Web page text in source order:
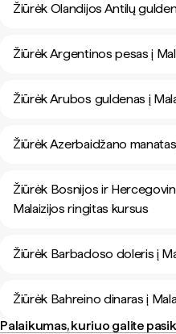
Žiūrėk Olandijos Antilų
Žiūrėk Argentinos pesas į
Žiūrėk Arubos guldenas į
Žiūrėk Azerbaidžano
Žiūrėk Bosnijos ir
Malaizijos ringitas kursus
Žiūrėk Barbadoso doleris į
Žiūrėk Bahreino dinaras į
Palaikumas, kuriuo galite